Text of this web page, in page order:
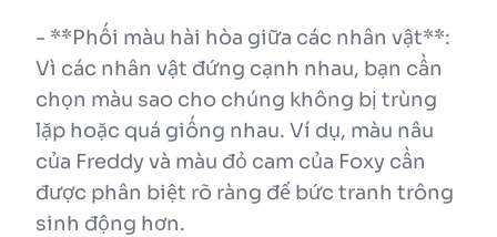
- **Phối màu hài hòa giữa các nhân vật**:
Vì các nhân vật đứng cạnh nhau, bạn cần
chọn màu sao cho chúng không bị trùng
lặp hoặc quá giống nhau. Ví dụ, màu nâu
của Freddy và màu đỏ cam của Foxy cần
được phân biệt rõ ràng để bức tranh trông
sinh động hơn.